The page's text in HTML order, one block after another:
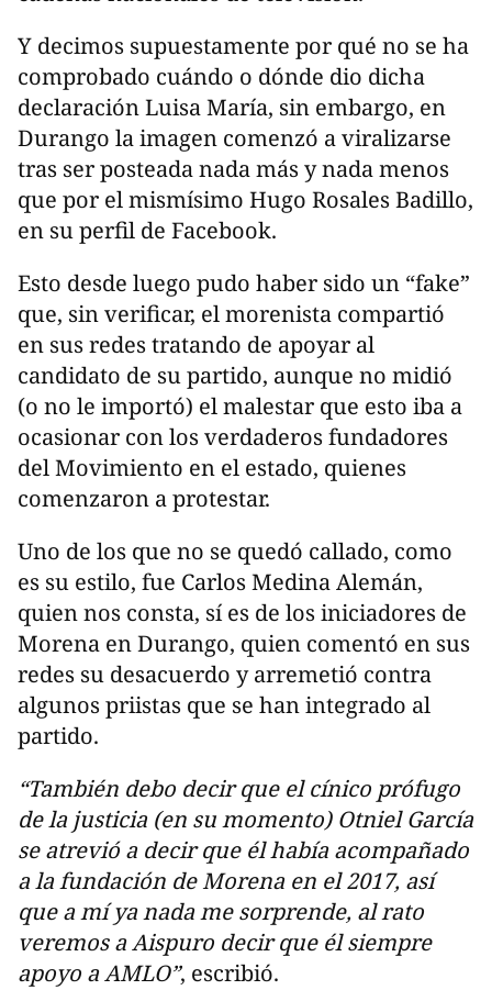
Y decimos supuestamente por qué no se ha
comprobado cuándo o dónde dio dicha
declaración Luisa María, sin embargo, en
Durango la imagen comenzó a viralizarse
tras ser posteada nada más y nada menos
que por el mismísimo Hugo Rosales Badillo,
en su perfil de Facebook.
Esto desde luego pudo haber sido un “fake”
que, sin verificar, el morenista compartió
en sus redes tratando de apoyar al
candidato de su partido, aunque no midió
(o no le importó) el malestar que esto iba a
ocasionar con los verdaderos fundadores
del Movimiento en el estado, quienes
comenzaron a protestar.
Uno de los que no se quedó callado, como
es su estilo, fue Carlos Medina Alemán,
quien nos consta, sí es de los iniciadores de
Morena en Durango, quien comentó en sus
redes su desacuerdo y arremetió contra
algunos priistas que se han integrado al
partido.
“También debo decir que el cínico prófugo
de la justicia (en su momento) Otniel García
se atrevió a decir que él había acompañado
a la fundación de Morena en el 2017, así
que a mí ya nada me sorprende, al rato
veremos a Aispuro decir que él siempre
apoyo a AMLO”, escribió.